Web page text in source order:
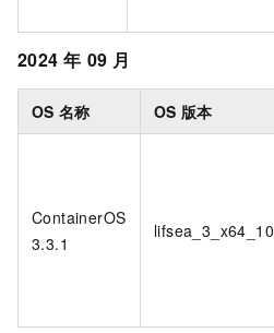
2024 年 09 月
OS 名称 OS 版本
ContainerOS
3.3.1